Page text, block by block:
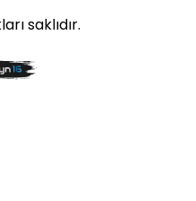
saklıdır.